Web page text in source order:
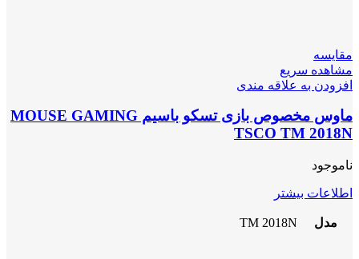
مقایسه
مشاهده سریع
افزودن به علاقه مندی
ماوس مخصوص بازی تسکو باسیم MOUSE GAMING
TSCO TM 2018N
ناموجود
اطلاعات بیشتر
مدل TM 2018N